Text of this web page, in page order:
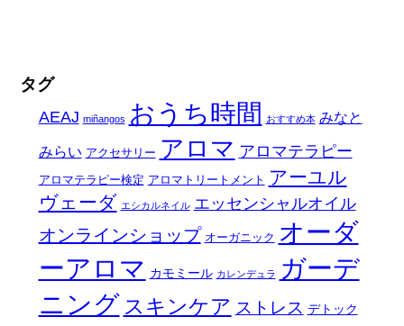
タグ
AEAJ miñangos おうち時間 おすすめ本 みなと
みらい アクセサリー アロマ アロマテラピー
アロマテラピー検定 アロマトリートメント アーユル
ヴェーダ エシカルネイル エッセンシャルオイル
オンラインショップ オーガニック オーダ
ーアロマ カモミール カレンデュラ
ガーデ
ニング スキンケア ストレス デトック